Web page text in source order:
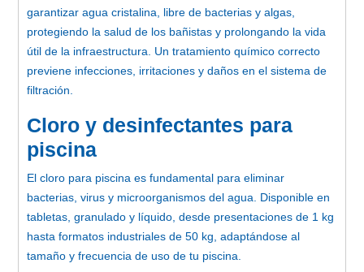
garantizar agua cristalina, libre de bacterias y algas,
protegiendo la salud de los bañistas y prolongando la vida
útil de la infraestructura. Un tratamiento químico correcto
previene infecciones, irritaciones y daños en el sistema de
filtración.
Cloro y desinfectantes para
piscina
El cloro para piscina es fundamental para eliminar
bacterias, virus y microorganismos del agua. Disponible en
tabletas, granulado y líquido, desde presentaciones de 1 kg
hasta formatos industriales de 50 kg, adaptándose al
tamaño y frecuencia de uso de tu piscina.